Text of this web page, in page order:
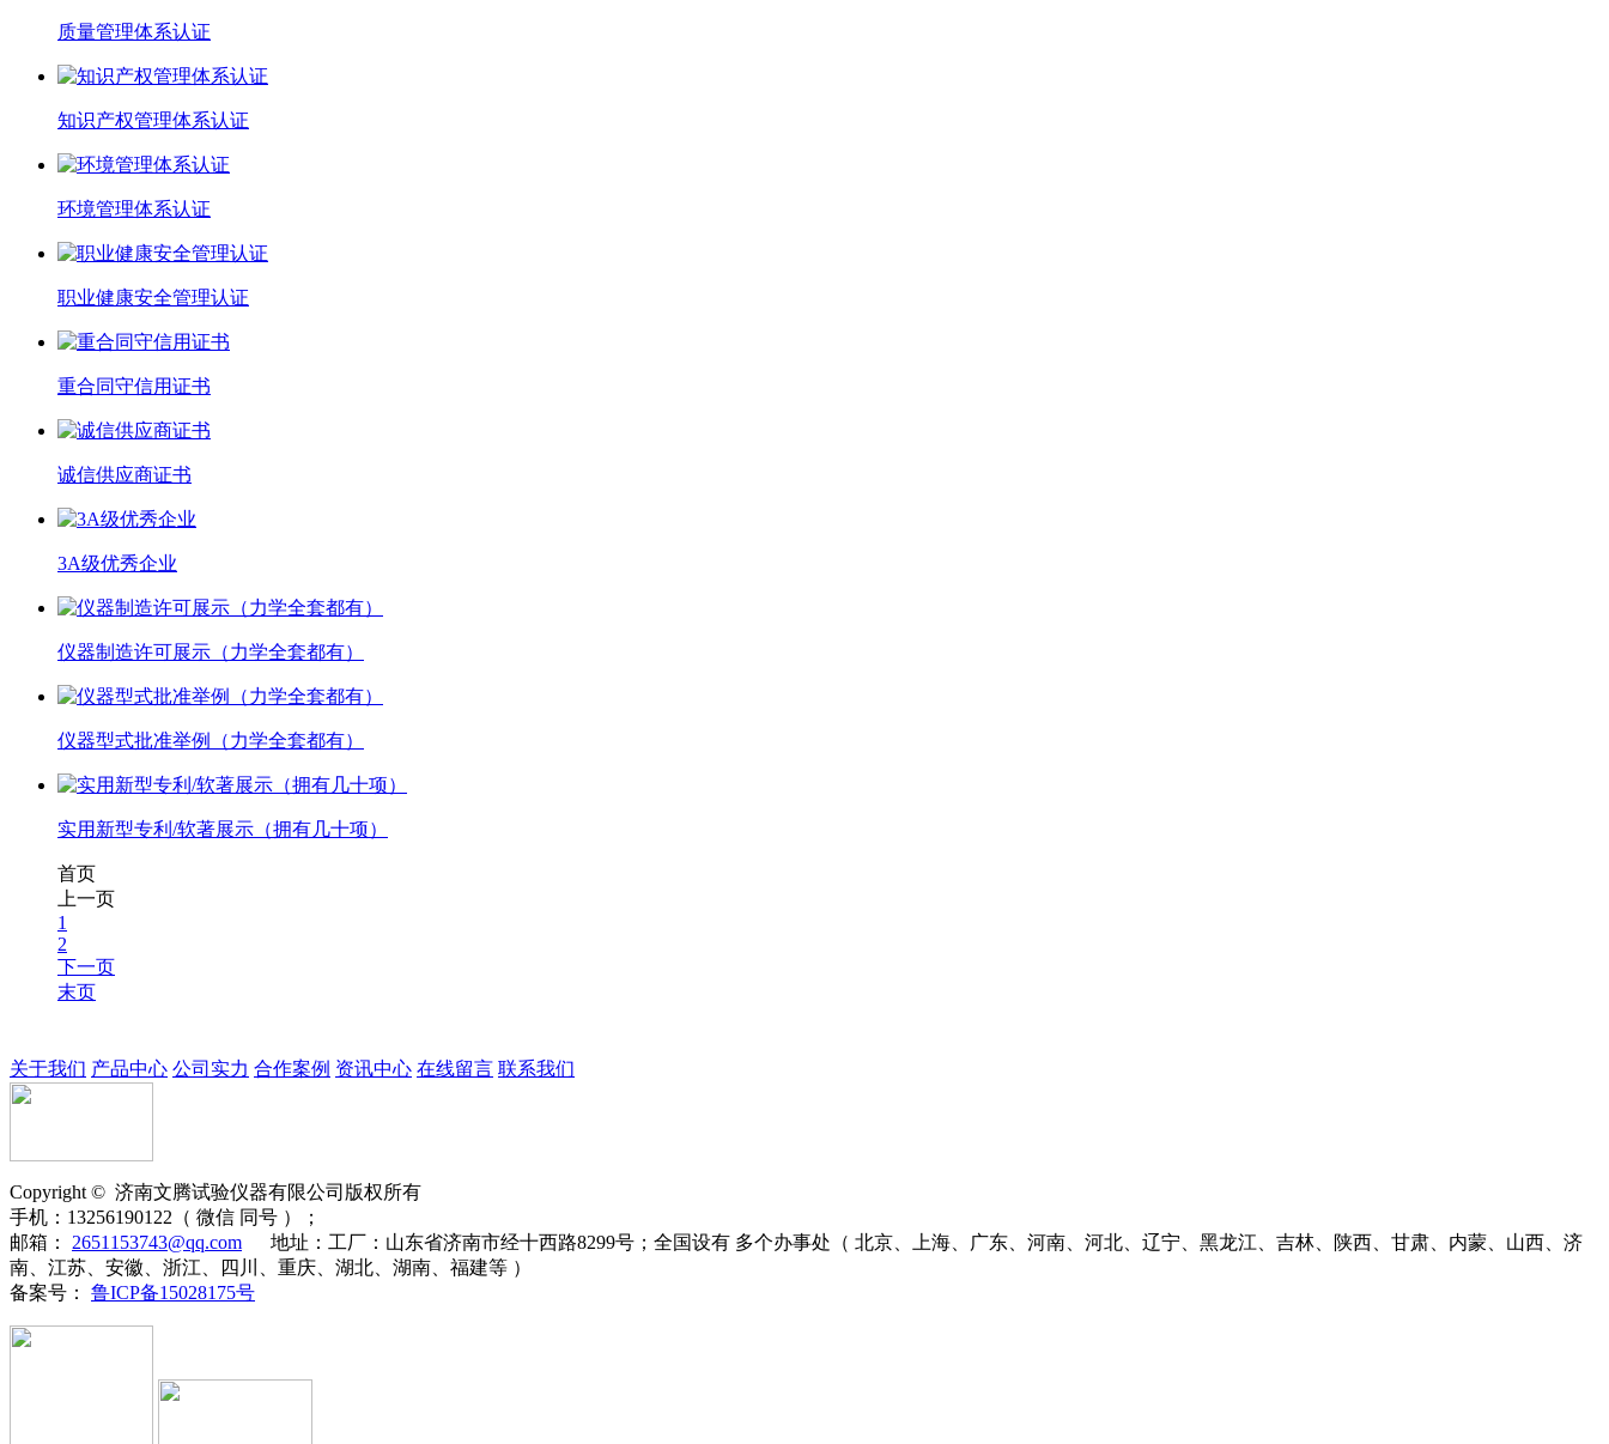
质量管理体系认证
知识产权管理体系认证
环境管理体系认证
职业健康安全管理认证
重合同守信用证书
诚信供应商证书
3A级优秀企业
仪器制造许可展示（力学全套都有）
仪器型式批准举例（力学全套都有）
实用新型专利/软著展示（拥有几十项）
首页
上一页
1
2
下一页
末页
关于我们 产品中心 公司实力 合作案例 资讯中心 在线留言 联系我们
Copyright © 济南文腾试验仪器有限公司版权所有
手机： 13256190122（ 微信 同号 ）；
邮箱： 2651153743@qq.com 地址： 工厂：山东省济南市经十西路8299号；全国设有 多个办事处（ 北京、上海、广东、河南、河北、辽宁、黑龙江、吉林、陕西、甘肃、内蒙、山西、济
南、江苏、安徽、浙江、四川、重庆、湖北、湖南、福建等 ）
备案号： 鲁ICP备15028175号